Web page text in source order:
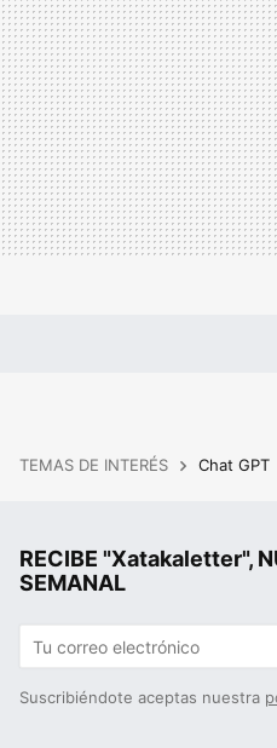
TEMAS DE INTERÉS Chat GPT
RECIBE "Xatakaletter",
SEMANAL
Suscribiéndote aceptas nuestra